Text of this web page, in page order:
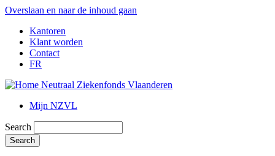
Overslaan en naar de inhoud gaan
Kantoren
Klant worden
Contact
FR
Mijn NZVL
Search